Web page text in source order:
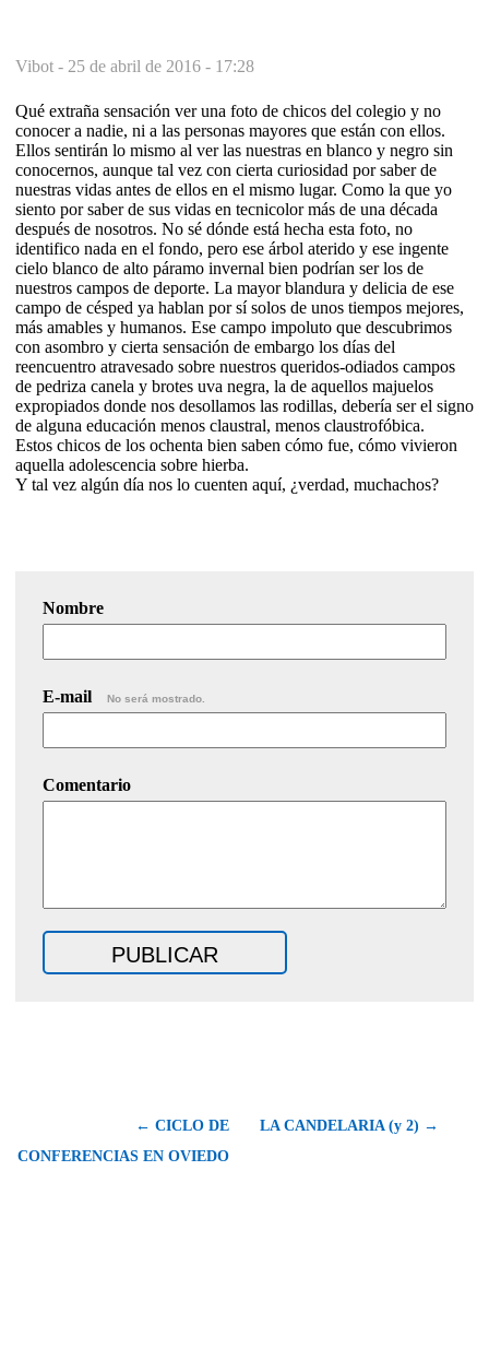
Vibot - 25 de abril de 2016 - 17:28
Qué extraña sensación ver una foto de chicos del colegio y no
conocer a nadie, ni a las personas mayores que están con ellos.
Ellos sentirán lo mismo al ver las nuestras en blanco y negro sin
conocernos, aunque tal vez con cierta curiosidad por saber de
nuestras vidas antes de ellos en el mismo lugar. Como la que yo
siento por saber de sus vidas en tecnicolor más de una década
después de nosotros. No sé dónde está hecha esta foto, no
identifico nada en el fondo, pero ese árbol aterido y ese ingente
cielo blanco de alto páramo invernal bien podrían ser los de
nuestros campos de deporte. La mayor blandura y delicia de ese
campo de césped ya hablan por sí solos de unos tiempos mejores,
más amables y humanos. Ese campo impoluto que descubrimos
con asombro y cierta sensación de embargo los días del
reencuentro atravesado sobre nuestros queridos-odiados campos
de pedriza canela y brotes uva negra, la de aquellos majuelos
expropiados donde nos desollamos las rodillas, debería ser el signo
de alguna educación menos claustral, menos claustrofóbica.
Estos chicos de los ochenta bien saben cómo fue, cómo vivieron
aquella adolescencia sobre hierba.
Y tal vez algún día nos lo cuenten aquí, ¿verdad, muchachos?
Nombre
E-mail No será mostrado.
Comentario
← CICLO DE
CONFERENCIAS EN OVIEDO
LA CANDELARIA (y 2) →